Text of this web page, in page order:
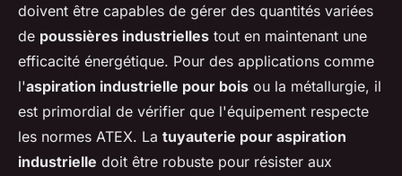
doivent être capables de gérer des quantités variées
de poussières industrielles tout en maintenant une
efficacité énergétique. Pour des applications comme
l'aspiration industrielle pour bois ou la métallurgie, il
est primordial de vérifier que l'équipement respecte
les normes ATEX. La tuyauterie pour aspiration
industrielle doit être robuste pour résister aux